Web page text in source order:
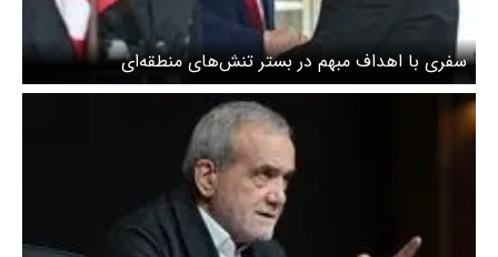
سفری با اهداف مبهم در بستر تنش‌های منطقه‌ای